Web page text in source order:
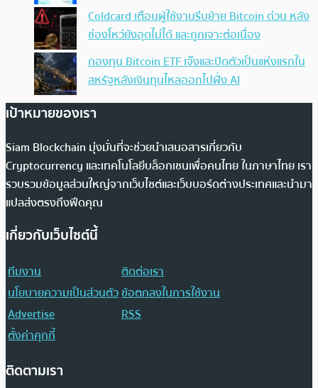
Coldcard เตือนผู้ใช้งานรีบย้าย Bitcoin ด่วน หลัง
ช่องโหว่ยังอุดไม่ได้ และถูกเจาะต่อเนื่อง
กองทุน Bitcoin ETF เจ๊งและปิดตัวเป็นแห่งแรกใน
สหรัฐหลังเงินทุนไหลออกไปฝั่ง AI
เป้าหมายของเรา
Siam Blockchain มุ่งมั่นที่จะช่วยนำเสนอสารเกี่ยวกับ
Cryptocurrency และเทคโนโลยีบล็อกเชนเพื่อคนไทย ในภาษาไทย เรา
รวบรวมข้อมูลส่วนใหญ่จากเว็บไซต์และเว็บบอร์ดต่างประเทศและนำมา
แปลส่งตรงถึงฟีดคุณ
เกี่ยวกับเว็บไซต์นี้
ทีมงาน
ติดต่อเรา
นโยบายความเป็นส่วนตัวข้อตกลงในการใช้งาน
Advertise
RSS
ตั้งค่าคุกกี้
ติดตามเรา